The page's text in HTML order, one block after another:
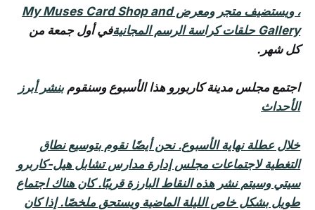
، ويستضيف متجر ومعرض My Muses Card Shop and
Gallery حلقات كراسة الرسم المجانيةفي أول جمعة من
كل شهر.
اجتمع مجلس مدينة كاربورو هذا الأسبوع وسنقومبنشر أبرز
الأحداث
خلال عطلة نهاية الأسبوع. نحن أيضًا نقوم بتوسيع نطاق
التغطية لاجتماعات مجلس إدارة مدارس تشابل هيل-كاربرو
سيتي وسيتم نشر هذه النقاط البارزة قريبًا. كان هناك اجتماع
طويل بشكل خاص الليلة الماضية ويستحق ملخصًا. إذا كان